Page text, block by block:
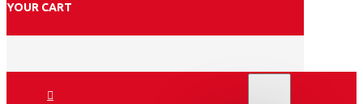
YOUR CART